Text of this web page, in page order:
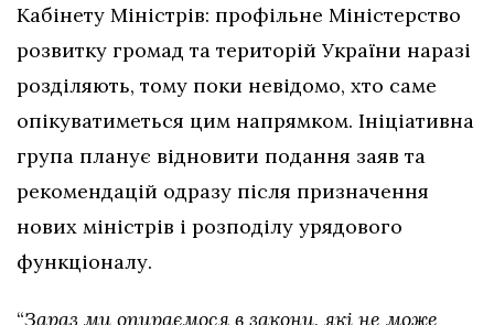
Кабінету Міністрів: профільне Міністерство
розвитку громад та територій України наразі
розділяють, тому поки невідомо, хто саме
опікуватиметься цим напрямком. Ініціативна
група планує відновити подання заяв та
рекомендацій одразу після призначення
нових міністрів і розподілу урядового
функціоналу.
“Зараз ми опираємося в закони, які не може